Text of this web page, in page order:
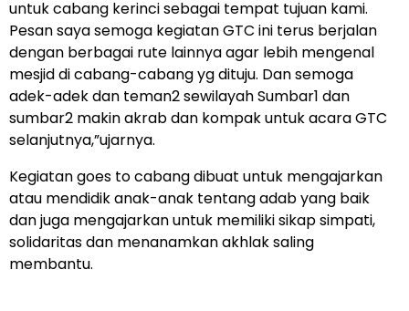
untuk cabang kerinci sebagai tempat tujuan kami.
Pesan saya semoga kegiatan GTC ini terus berjalan
dengan berbagai rute lainnya agar lebih mengenal
mesjid di cabang-cabang yg dituju. Dan semoga
adek-adek dan teman2 sewilayah Sumbar1 dan
sumbar2 makin akrab dan kompak untuk acara GTC
selanjutnya,”ujarnya.
Kegiatan goes to cabang dibuat untuk mengajarkan
atau mendidik anak-anak tentang adab yang baik
dan juga mengajarkan untuk memiliki sikap simpati,
solidaritas dan menanamkan akhlak saling
membantu.